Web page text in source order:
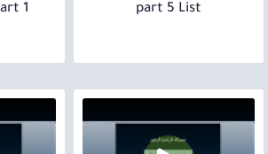
part 5 List
1